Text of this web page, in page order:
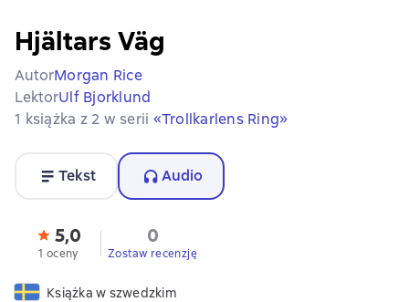
Hjältars Väg
AutorMorgan Rice
LektorUlf Bjorklund
1 książka z 2 w serii «Trollkarlens Ring»
Tekst Audio
5,0
1 oceny
0
Zostaw recenzję
Książka w szwedzkim